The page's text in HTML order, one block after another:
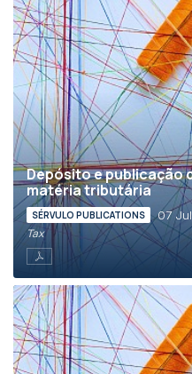
Depósito e publicação
matéria tributária
SÉRVULO PUBLICATIONS 07
Tax